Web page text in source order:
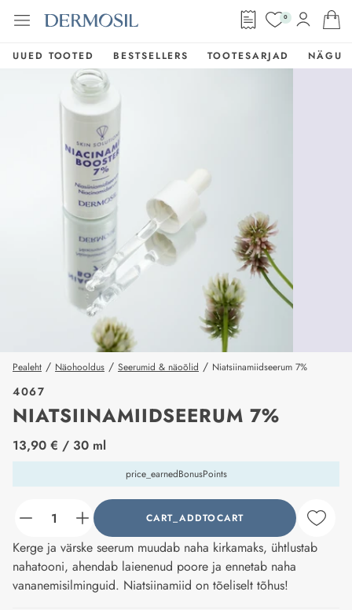
0
UUED TOOTED BESTSELLERS TOOTESARJAD NÄGU
Pealeht / Näohooldus / Seerumid & näoõlid / Niatsiinamiidseerum 7%
4067
NIATSIINAMIIDSEERUM 7%
price_label
13,90 € / 30 ml
price_earnedBonusPoints
counter_current CART_ADDTOCART
Kerge ja värske seerum muudab naha kirkamaks, ühtlustab
nahatooni, ahendab laienenud poore ja ennetab naha
vananemisilminguid. Niatsiinamiid on tõeliselt tõhus!